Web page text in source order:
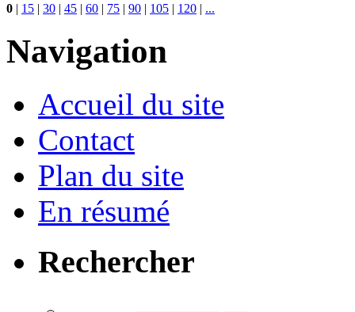
0 | 15 | 30 | 45 | 60 | 75 | 90 | 105 | 120 | ...
Navigation
Accueil du site
Contact
Plan du site
En résumé
Rechercher